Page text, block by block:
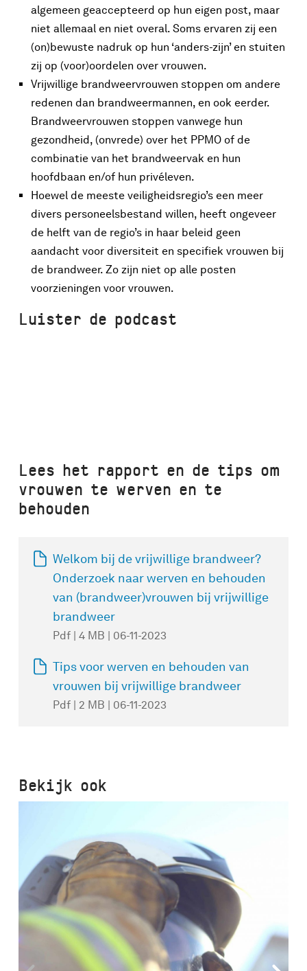
algemeen geaccepteerd op hun eigen post, maar
niet allemaal en niet overal. Soms ervaren zij een
(on)bewuste nadruk op hun ‘anders-zijn’ en stuiten
zij op (voor)oordelen over vrouwen.
Vrijwillige brandweervrouwen stoppen om andere
redenen dan brandweermannen, en ook eerder.
Brandweervrouwen stoppen vanwege hun
gezondheid, (onvrede) over het PPMO of de
combinatie van het brandweervak en hun
hoofdbaan en/of hun privéleven.
Hoewel de meeste veiligheidsregio’s een meer
divers personeelsbestand willen, heeft ongeveer
de helft van de regio’s in haar beleid geen
aandacht voor diversiteit en specifiek vrouwen bij
de brandweer. Zo zijn niet op alle posten
voorzieningen voor vrouwen.
Luister de podcast
Lees het rapport en de tips om
vrouwen te werven en te
behouden
Welkom bij de vrijwillige brandweer?
Onderzoek naar werven en behouden
van (brandweer)vrouwen bij vrijwillige
brandweer
Pdf | 4 MB | 06-11-2023
Tips voor werven en behouden van
vrouwen bij vrijwillige brandweer
Pdf | 2 MB | 06-11-2023
Bekijk ook